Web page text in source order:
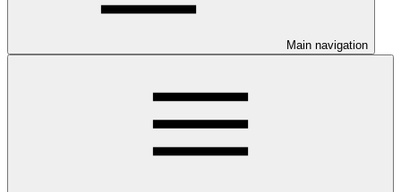
Main navigation